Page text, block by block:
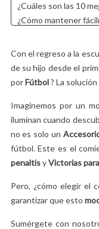
¿QUIÉN ES STITCH?
¡EXPERIMENTA AL
PERSONAJE DE
NUNCA LO HAS
VISTO ANTES!
¿Cuáles son las 10
¿Cómo mantener
Evite las máquinas
Tratamiento
Almacenamiento
Con el regreso a la
de su hijo desde el
porFútbol? La solución
Imaginemos por un
iluminan cuando
no es solo un
fútbol. Este es el
penaltisyVictorias
Pero, ¿cómo elegir el
garantizar que esto
Sumérgete con